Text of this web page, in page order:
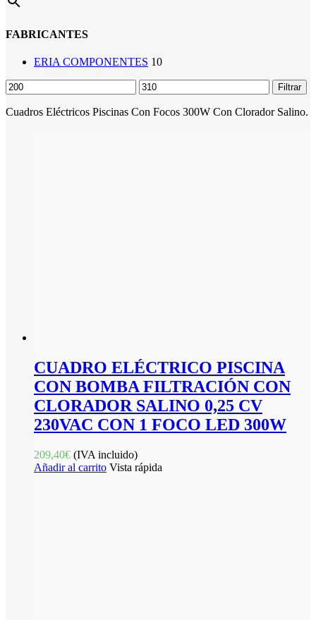
FABRICANTES
ERIA COMPONENTES 10
Precio
mínimo
Precio
máximo
Filtrar
Cuadros Eléctricos Piscinas Con Focos 300W Con Clorador Salino.
CUADRO ELÉCTRICO PISCINA
CON BOMBA FILTRACIÓN CON
CLORADOR SALINO 0,25 CV
230VAC CON 1 FOCO LED 300W
209,40€ (IVA incluido)
Añadir al carrito Vista rápida